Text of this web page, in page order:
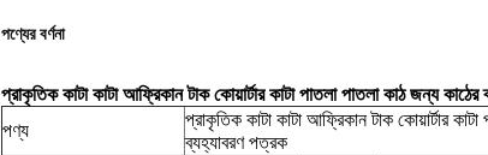
পণ্যের বর্ণনা
প্রাকৃতিক কাটা কাটা আফ্রিকান টাক কোয়ার্টার কাটা পাতলা পাতলা কাঠ জন্য
পণ্য
প্রাকৃতিক কাটা কাটা আফ্রিকান টাক কোয়ার্টার
ব্যহ্যাবরণ পত্রক